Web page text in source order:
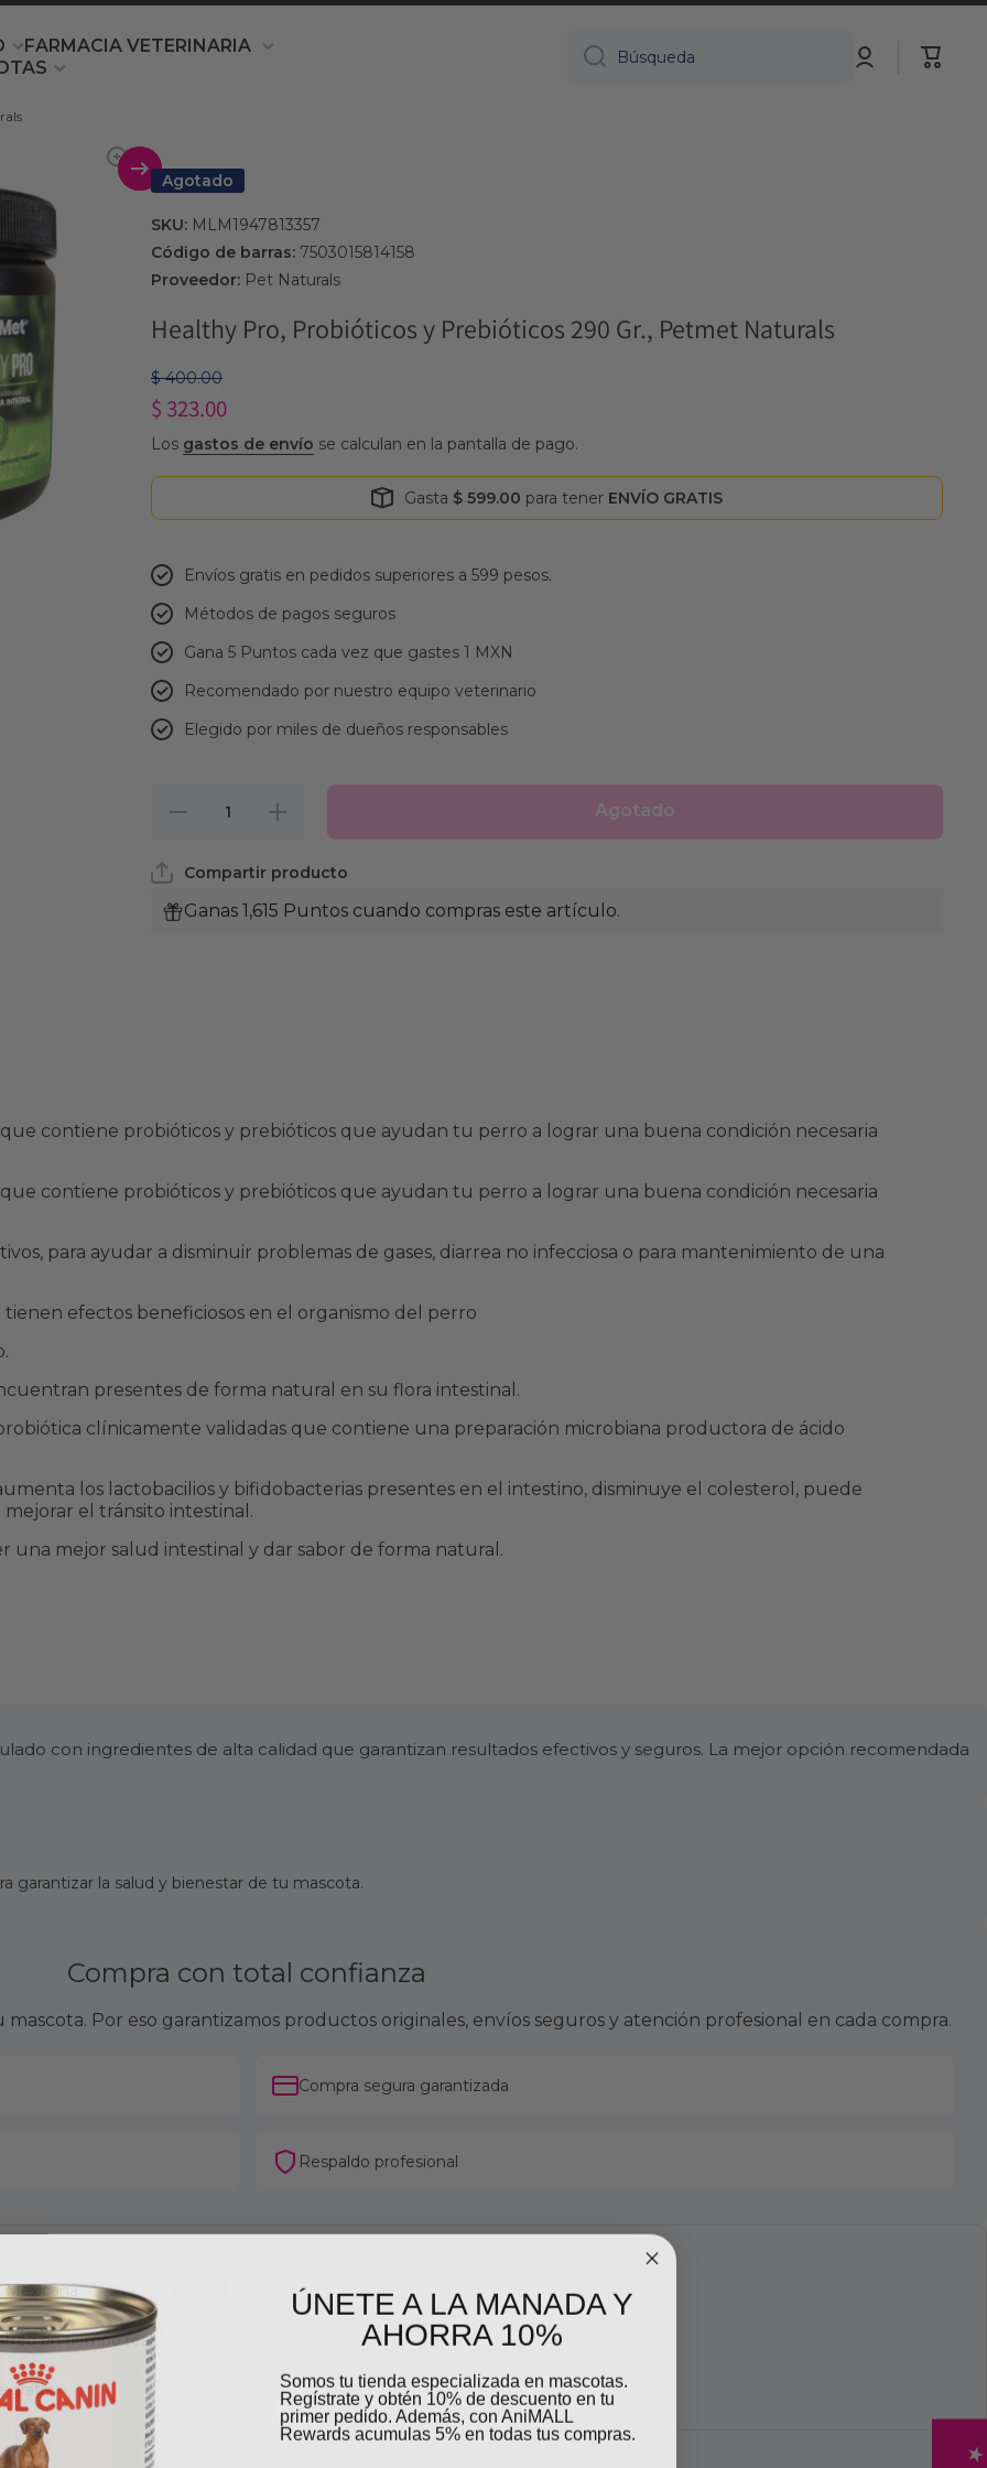
FARMACIA VETERINARIA
Búsqueda
Iniciar
sesión
Carrito
Agotado
SKU: MLM1947813357
Código de barras:7503015814158
Proveedor:Pet Naturals
Healthy Pro, Probióticos y Prebióticos 290 Gr., Petmet Naturals
$ 400.00
$ 323.00
Los gastos de envío se calculan en la pantalla de pago.
Gasta $ 599.00 para tener ENVÍO GRATIS
Envíos gratis en pedidos superiores a 599 pesos.
Métodos de pagos seguros
Gana 5 Puntos cada vez que gastes 1 MXN
Recomendado por nuestro equipo veterinario
Elegido por miles de dueños responsables
Reducir
Pro,
y
Prebióticos
Aumentar
cantidad
Pro,
y
Agotado
Compartir producto
Ganas 1,615 Puntos cuando compras este artículo.
contiene probióticos y prebióticos que ayudan tu perro a lograr una buena condición necesaria
contiene probióticos y prebióticos que ayudan tu perro a lograr una buena condición necesaria
para ayudar a disminuir problemas de gases, diarrea no infecciosa o para mantenimiento de una
efectos beneficiosos en el organismo del perro
presentes de forma natural en su flora intestinal.
clínicamente validadas que contiene una preparación microbiana productora de ácido
los lactobacilios y bifidobacterias presentes en el intestino, disminuye el colesterol, puede
el tránsito intestinal.
una mejor salud intestinal y dar sabor de forma natural.
con ingredientes de alta calidad que garantizan resultados efectivos y seguros. La mejor opción recomendada
garantizar la salud y bienestar de tu mascota.
Compra con total confianza
Por eso garantizamos productos originales, envíos seguros y atención profesional en cada compra.
Compra segura garantizada
Respaldo profesional
Mexicana
en tiempo real
gratis
ÚNETE A LA MANADA Y
AHORRA 10%
Somos tu tienda especializada en mascotas.
Regístrate y obtén 10% de descuento en tu
primer pedido. Además, con AniMALL
Rewards acumulas 5% en todas tus compras.